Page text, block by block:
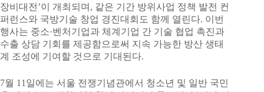
장비대전’이 개최되며, 같은 기간 방위사업 정책 발전 컨
퍼런스와 국방기술 창업 경진대회도 함께 열린다. 이번
행사는 중소·벤처기업과 체계기업 간 기술 협업 촉진과
수출 상담 기회를 제공함으로써 지속 가능한 방산 생태
계 조성에 기여할 것으로 기대된다.
7월 11일에는 서울 전쟁기념관에서 청소년 및 일반 국민